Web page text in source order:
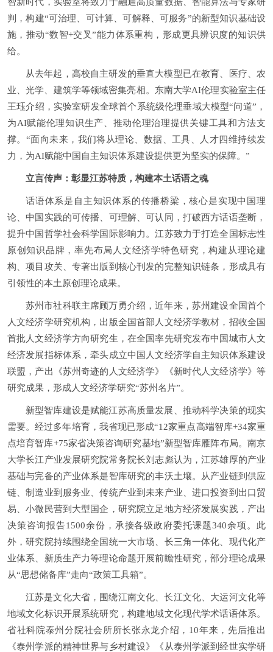
判，构建“可治理、可计算、可解释、可服务”的新型知识基础设
施，推动“数智+交叉”能力体系重构，形成更具辨识度的知识供
给。
从去年起，高校自主研发的垂直大模型已在教育、医疗、农
业、光学、建筑学等领域密集亮相。东南大学AI伦理实验室主任
王珏介绍，实验室研发全球首个系统级伦理垂域大模型“问道”，
为AI赋能伦理知识生产、推动伦理治理提供关键工具和方法支
撑。“面向未来，我们将从理论、数据、工具、人才四维持续发
力，为AI赋能中国自主知识体系建设提供更为坚实的保障。”
立言传声：彰显江苏特质，构建本土话语之魂
话语体系是自主知识体系的传播桥梁，核心是实现中国理
论、中国实践的可传播、可理解、可认同，打破西方话语垄断，
提升中国哲学社会科学国际影响力。江苏致力于打造全国标志性
原创知识品牌，率先布局人文经济学特色研究，构建从理论建
构、项目攻关、专著出版到核心刊发的完整知识链条，形成具有
引领性的本土原创理论成果。
苏州市社科联主席顾万勇介绍，近年来，苏州建设全国首个
人文经济学研究机构，出版全国首部人文经济学教材，招收全国
首批人文经济学方向研究生，在全国率先研究发布中国城市人文
经济发展指标体系，牵头成立中国人文经济学自主知识体系建设
联盟，产出《苏州奇迹的人文经济学》《新时代人文经济学》等
研究成果，形成人文经济学研究“苏州名片”。
新型智库建设是赋能江苏高质量发展、推动科学决策的现实
需要。经过多年培育，我省现已形成“12家重点高端智库+34家重
点培育智库+75家省决策咨询研究基地”新型智库雁阵布局。南京
大学长江产业发展研究院常务院长刘志彪认为，江苏雄厚的产业
基础与完备的产业体系是智库研究的丰沃土壤。从产业链到供应
链、制造业到服务业、传统产业到未来产业、进口投资到出口贸
易、小微民营到大型国企，研究院立足地方经济发展实践，产出
决策咨询报告1500余份，承接各级政府委托课题340余项。此
外，研究院持续围绕全国统一大市场、长三角一体化、现代化产
业体系、新质生产力等理论命题开展前瞻性研究，部分理论成果
从“思想储备库”走向“政策工具箱”。
江苏是文化大省，围绕江南文化、长江文化、大运河文化等
地域文化标识开展系统研究，构建地域文化现代学术话语体系。
省社科院泰州分院社会所所长张永龙介绍，10年来，先后推出
《泰州学派的精神世界与乡村建设》《从泰州学派到经世实学研